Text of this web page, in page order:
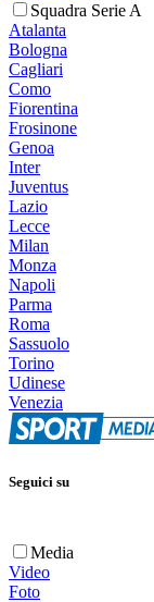
Squadra Serie A
Atalanta
Bologna
Cagliari
Como
Fiorentina
Frosinone
Genoa
Inter
Juventus
Lazio
Lecce
Milan
Monza
Napoli
Parma
Roma
Sassuolo
Torino
Udinese
Venezia
Seguici su
Media
Video
Foto